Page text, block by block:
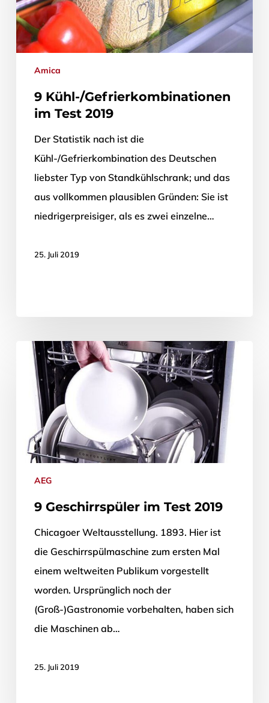
Amica
9 Kühl-/Gefrierkombinationen
im Test 2019
Der Statistik nach ist die
Kühl-/Gefrierkombination des Deutschen
liebster Typ von Standkühlschrank; und das
aus vollkommen plausiblen Gründen: Sie ist
niedrigerpreisiger, als es zwei einzelne…
25. Juli 2019
AEG
9 Geschirrspüler im Test 2019
Chicagoer Weltausstellung. 1893. Hier ist
die Geschirrspülmaschine zum ersten Mal
einem weltweiten Publikum vorgestellt
worden. Ursprünglich noch der
(Groß-)Gastronomie vorbehalten, haben sich
die Maschinen ab…
25. Juli 2019